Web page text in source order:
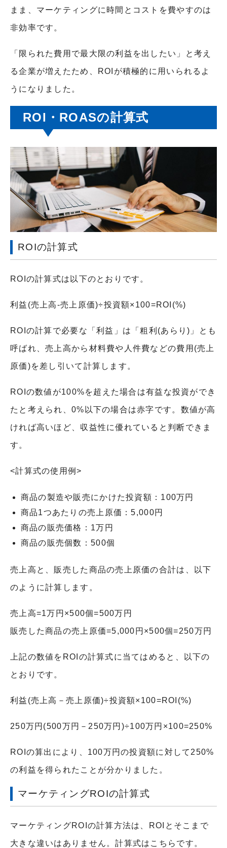
まま、マーケティングに時間とコストを費やすのは
非効率です。
「限られた費用で最大限の利益を出したい」と考え
る企業が増えたため、ROIが積極的に用いられるよ
うになりました。
ROI・ROASの計算式
ROIの計算式
ROIの計算式は以下のとおりです。
利益(売上高-売上原価)÷投資額×100=ROI(%)
ROIの計算で必要な「利益」は「粗利(あらり)」とも
呼ばれ、売上高から材料費や人件費などの費用(売上
原価)を差し引いて計算します。
ROIの数値が100%を超えた場合は有益な投資ができ
たと考えられ、0%以下の場合は赤字です。数値が高
ければ高いほど、収益性に優れていると判断できま
す。
<計算式の使用例>
商品の製造や販売にかけた投資額：100万円
商品1つあたりの売上原価：5,000円
商品の販売価格：1万円
商品の販売個数：500個
売上高と、販売した商品の売上原価の合計は、以下
のように計算します。
売上高=1万円×500個=500万円
販売した商品の売上原価=5,000円×500個=250万円
上記の数値をROIの計算式に当てはめると、以下の
とおりです。
利益(売上高－売上原価)÷投資額×100=ROI(%)
250万円(500万円－250万円)÷100万円×100=250%
ROIの算出により、100万円の投資額に対して250%
の利益を得られたことが分かりました。
マーケティングROIの計算式
マーケティングROIの計算方法は、ROIとそこまで
大きな違いはありません。計算式はこちらです。